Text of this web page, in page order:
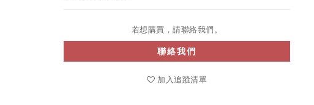
若想購買，請聯絡我們。
聯絡我們
加入追蹤清單